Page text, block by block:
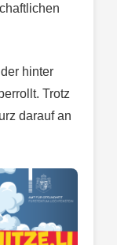
hinter
Trotz
darauf an